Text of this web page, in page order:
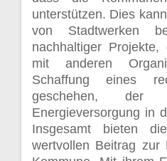
unterstützen. Dies
von Stadtwerken
nachhaltiger Projekte,
mit anderen
Schaffung eines
geschehen, der
Energieversorgung in
Insgesamt bieten
wertvollen Beitrag zur